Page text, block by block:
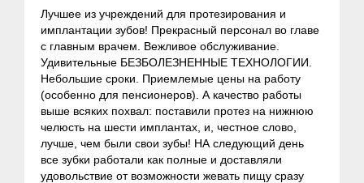
Лучшее из учреждений для протезирования и
имплантации зубов! Прекрасный персонал во главе
с главным врачем. Вежливое обслуживание.
Удивительные БЕЗБОЛЕЗНЕННЫЕ ТЕХНОЛОГИИ.
Небольшие сроки. Приемлемые цены на работу
(особенно для пенсионеров). А качество работы
выше всяких похвал: поставили протез на нижнюю
челюсть на шести имплантах, и, честное слово,
лучше, чем были свои зубы! НА следующий день
все зубки работали как полные и доставляли
удовольствие от возможности жевать пищу сразу